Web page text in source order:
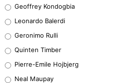
38%
32%
5%
Geoffrey Kondogbia
Leonardo Balerdi
Geronimo Rulli
Quinten Timber
Pierre-Emile Hojbjerg
Neal Maupay